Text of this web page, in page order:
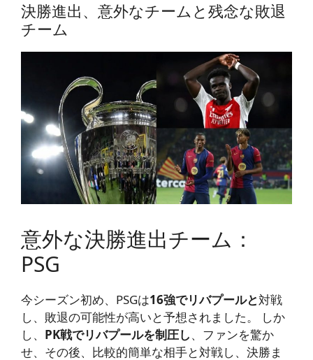
決勝進出、意外なチームと残念な敗退
チーム
意外な決勝進出チーム：
PSG
今シーズン初め、PSGは16強でリバプールと対戦
し、敗退の可能性が高いと予想されました。 しか
し、 PK戦でリバプールを制圧し、ファンを驚か
せ、その後、比較的簡単な相手と対戦し、決勝ま